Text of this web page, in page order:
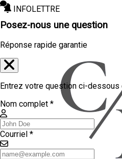
INFOLETTRE
Posez-nous une question
Réponse rapide garantie
Entrez votre question ci-
Nom complet *
Courriel *